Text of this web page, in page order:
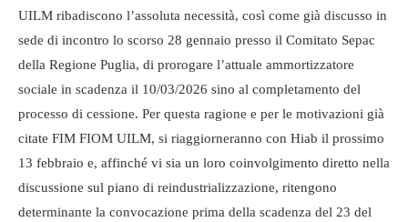
UILM ribadiscono l’assoluta necessità, così come già discusso in
sede di incontro lo scorso 28 gennaio presso il Comitato Sepac
della Regione Puglia, di prorogare l’attuale ammortizzatore
sociale in scadenza il 10/03/2026 sino al completamento del
processo di cessione. Per questa ragione e per le motivazioni già
citate FIM FIOM UILM, si riaggiorneranno con Hiab il prossimo
13 febbraio e, affinché vi sia un loro coinvolgimento diretto nella
discussione sul piano di reindustrializzazione, ritengono
determinante la convocazione prima della scadenza del 23 del